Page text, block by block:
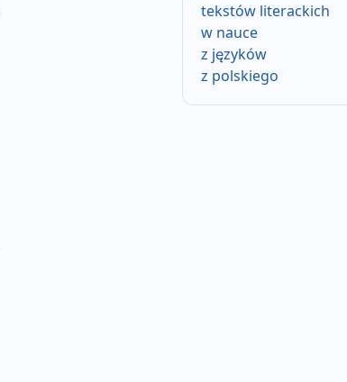
tekstów literackich
w nauce
z języków
z polskiego